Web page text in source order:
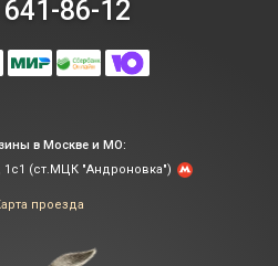
86-12
в Москве и МО:
1с1 (ст.МЦК "Андроновка")
проезда